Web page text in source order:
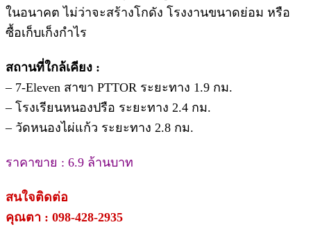
ในอนาคต ไม่ว่าจะสร้างโกดัง โรงงานขนาดย่อม หรือ
ซื้อเก็บเก็งกำไร
สถานที่ใกล้เคียง :
– 7-Eleven สาขา PTTOR ระยะทาง 1.9 กม.
– โรงเรียนหนองปรือ ระยะทาง 2.4 กม.
– วัดหนองไผ่แก้ว ระยะทาง 2.8 กม.
ราคาขาย : 6.9 ล้านบาท
สนใจติดต่อ
คุณตา : 098-428-2935